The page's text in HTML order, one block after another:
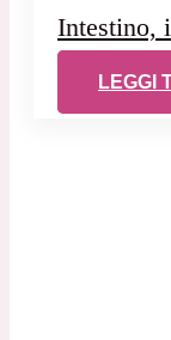
Intestino,
LEGGI